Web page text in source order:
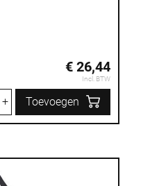
€ 26,44
Incl. BTW
+ Toevoegen